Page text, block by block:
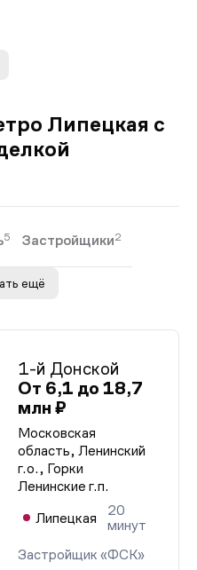
Липецкая с
5 Застройщики2
ещё
1-й Донской
От 6,1 до 18,7
млн ₽
Московская
область, Ленинский
г.о., Горки
Ленинские г.п.
Липецкая
20
минут
Застройщик «ФСК»